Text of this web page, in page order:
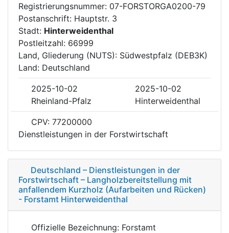
Registrierungsnummer: 07-FORSTORGA0200-79
Postanschrift: Hauptstr. 3
Stadt: Hinterweidenthal
Postleitzahl: 66999
Land, Gliederung (NUTS): Südwestpfalz (DEB3K)
Land: Deutschland
2025-10-02
2025-10-02
Rheinland-Pfalz
Hinterweidenthal
CPV: 77200000
Dienstleistungen in der Forstwirtschaft
Deutschland – Dienstleistungen in der
Forstwirtschaft – Langholzbereitstellung mit
anfallendem Kurzholz (Aufarbeiten und Rücken)
- Forstamt Hinterweidenthal
Offizielle Bezeichnung: Forstamt